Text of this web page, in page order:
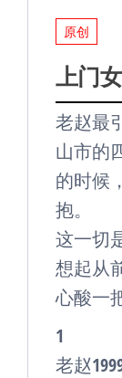
原创
上门
老赵最
山市的
的时候
抱。
这一切
想起从
心酸一
1
老赵